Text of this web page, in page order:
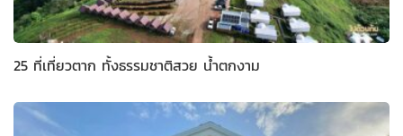
25 ที่เที่ยวตาก ทั้งธรรมชาติสวย น้ำตกงาม